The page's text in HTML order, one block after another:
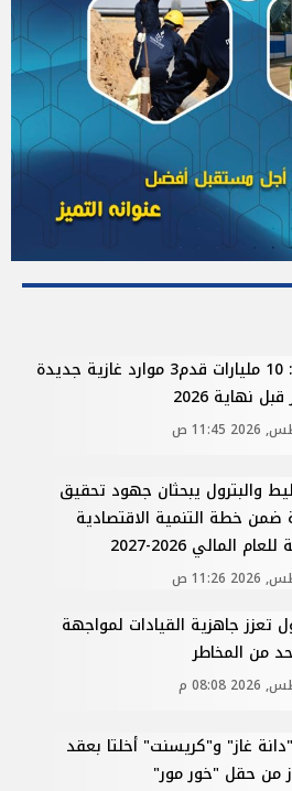
«دانة غاز»: 10 مليارات قدم3 موارد غازية جديدة
والبترول يبحثان جهود تحقيق
ضمن خطة التنمية الاقتصادية
المالي 2026-2027
تعزز جاهزية القيادات لمواجهة
من المخاطر
غاز" و"كريسنت" أخلتا بعقد
من حقل "خور مور"